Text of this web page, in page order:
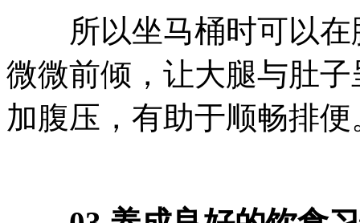
所以坐马桶时可以在
微微前倾，让大腿与肚
加腹压，有助于顺畅排便